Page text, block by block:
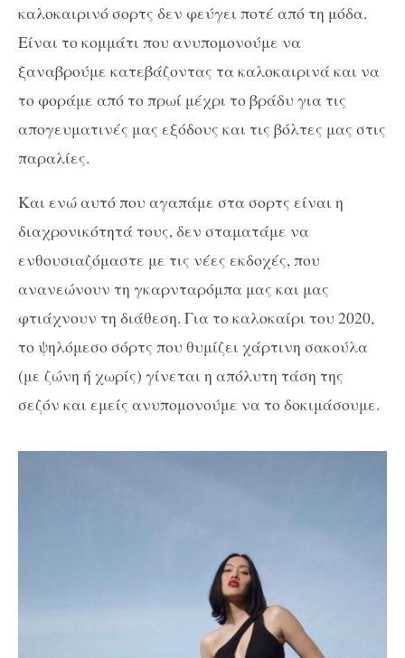
καλοκαιρινό σορτς δεν φεύγει ποτέ από τη μόδα.
Είναι το κομμάτι που ανυπομονούμε να
ξαναβρούμε κατεβάζοντας τα καλοκαιρινά και να
το φοράμε από το πρωί μέχρι το βράδυ για τις
απογευματινές μας εξόδους και τις βόλτες μας στις
παραλίες.
Και ενώ αυτό που αγαπάμε στα σορτς είναι η
διαχρονικότητά τους, δεν σταματάμε να
ενθουσιαζόμαστε με τις νέες εκδοχές, που
ανανεώνουν τη γκαρνταρόμπα μας και μας
φτιάχνουν τη διάθεση. Για το καλοκαίρι του 2020,
το ψηλόμεσο σόρτς που θυμίζει χάρτινη σακούλα
(με ζώνη ή χωρίς) γίνεται η απόλυτη τάση της
σεζόν και εμείς ανυπομονούμε να το δοκιμάσουμε.